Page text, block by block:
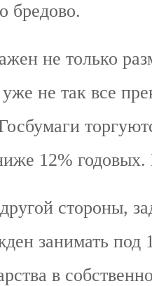
бредово.
не только
не так все
12%
стороны,
занимать под
в